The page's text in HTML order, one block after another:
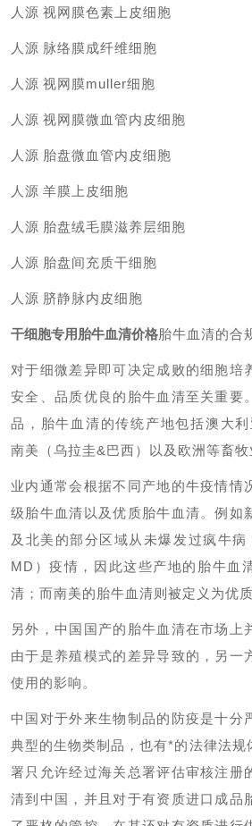
人源 视网膜色素上皮细胞
人源 脉络膜成纤维细胞
人源 视网膜muller细胞
人源 视网膜微血管内皮细胞
人源 胎盘微血管内皮细胞
人源 羊膜上皮细胞
人源 胎盘绒毛膜滋养层细胞
人源 胎盘间充质干细胞
人源 脐静脉内皮细胞
干细胞专用胎牛血清价格胎牛血清的合
对于细微差异即可决定成败的细胞培
安全、品质优良的胎牛血清至关重要
品，胎牛血清的传统产地包括澳大利
南美（乌拉圭&巴西）以及欧洲等畜牧
业内通常会根据不同产地的牛疫情情
级胎牛血清以及优质胎牛血清。例如
及北美的部分区域从未爆发过疯牛病
MD）疫情，因此这些产地的胎牛血
清；而南美的胎牛血清则被定义为优质
另外，中国国产的胎牛血清在市场上
由于是养殖模式的差异导致的，另一
使用的影响。
中国对于外来生物制品的防疫是十分
典型的生物类制品，也有*的法律法规
署只允许经过海关总署评估审核注册
清到中国，并且对于有资质进口成品